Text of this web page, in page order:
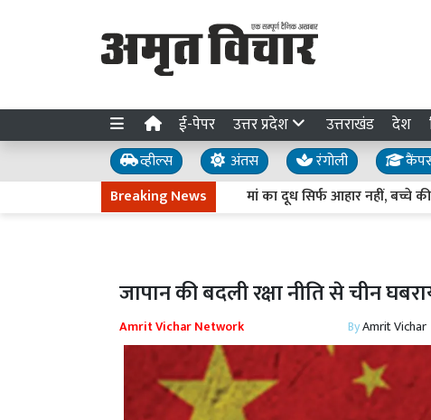
ई-पेपर उत्तर प्रदेश उत्तराखंड देश
व्हील्स अंतस रंगोली
Breaking Newsमां का दूध सिर्फ आहार नहीं, बच्चे की
जापान की बदली रक्षा नीति से चीन
Amrit Vichar Network ByAmrit Vichar